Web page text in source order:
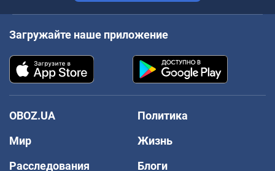
Загружайте наше приложение
OBOZ.UA
Политика
Мир
Жизнь
Расследования
Блоги